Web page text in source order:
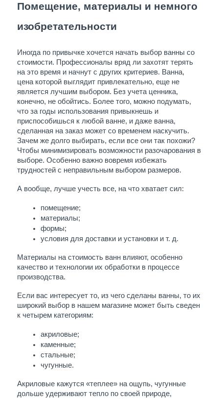
Помещение, материалы и немного
изобретательности
Иногда по привычке хочется начать выбор ванны со
стоимости. Профессионалы вряд ли захотят терять
на это время и начнут с других критериев. Ванна,
цена которой выглядит привлекательно, еще не
является лучшим выбором. Без учета ценника,
конечно, не обойтись. Более того, можно подумать,
что за годы использования привыкнешь и
приспособишься к любой ванне, и даже ванна,
сделанная на заказ может со временем наскучить.
Зачем же долго выбирать, если все они так похожи?
Чтобы минимизировать возможности разочарования в
выборе. Особенно важно вовремя избежать
трудностей с неправильным выбором размеров.
А вообще, лучше учесть все, на что хватает сил:
помещение;
материалы;
формы;
условия для доставки и установки и т. д.
Материалы на стоимость ванн влияют, особенно
качество и технологии их обработки в процессе
производства.
Если вас интересует то, из чего сделаны ванны, то их
широкий выбор в нашем магазине может быть сведен
к четырем категориям:
акриловые;
каменные;
стальные;
чугунные.
Акриловые кажутся «теплее» на ощупь, чугунные
дольше удерживают тепло по своей природе,